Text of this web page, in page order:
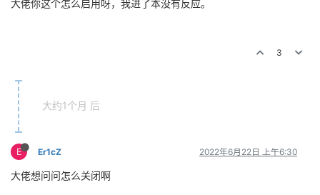
大佬你这个怎么启用呀，我进了本没有反应。
3
大约1个月 后
E Er1cZ 2022年6月22日 上午6:30
大佬想问问怎么关闭啊